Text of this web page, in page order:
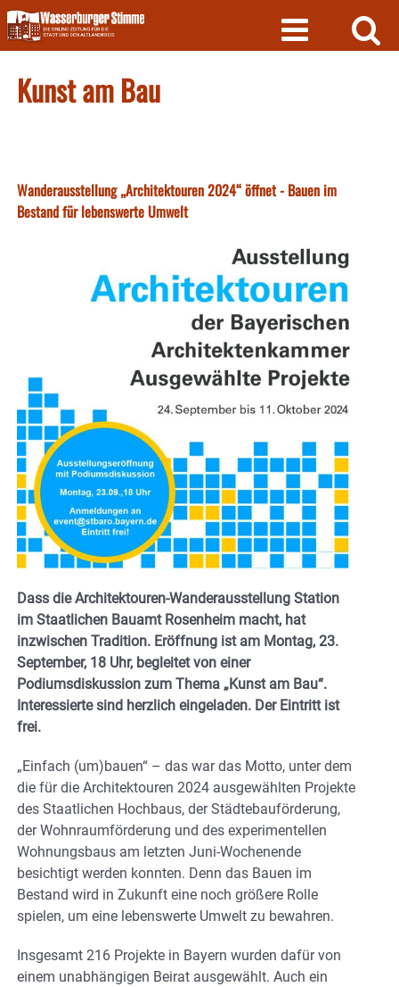
Skip
to
content
Kunst am Bau
Wanderausstellung „Architektouren 2024“ öffnet - Bauen im
Bestand für lebenswerte Umwelt
Dass die Architektouren-Wanderausstellung Station
im Staatlichen Bauamt Rosenheim macht, hat
inzwischen Tradition. Eröffnung ist am Montag, 23.
September, 18 Uhr, begleitet von einer
Podiumsdiskussion zum Thema „Kunst am Bau“.
Interessierte sind herzlich eingeladen. Der Eintritt ist
frei.
„Einfach (um)bauen“ – das war das Motto, unter dem
die für die Architektouren 2024 ausgewählten Projekte
des Staatlichen Hochbaus, der Städtebauförderung,
der Wohnraumförderung und des experimentellen
Wohnungsbaus am letzten Juni-Wochenende
besichtigt werden konnten. Denn das Bauen im
Bestand wird in Zukunft eine noch größere Rolle
spielen, um eine lebenswerte Umwelt zu bewahren.
Insgesamt 216 Projekte in Bayern wurden dafür von
einem unabhängigen Beirat ausgewählt. Auch ein